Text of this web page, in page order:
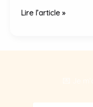
Plantes
Lire l’article »